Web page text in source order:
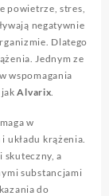
powietrze, stres,
negatywnie
Dlatego
Jednym ze
wspomagania
jakAlvarix.
w
układu krążenia.
skuteczny, a
substancjami
do